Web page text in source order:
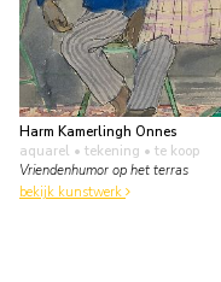
Harm Kamerlingh Onnes
aquarel • tekening • te koop
Vriendenhumor op het terras
bekijk kunstwerk